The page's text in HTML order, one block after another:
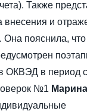
Также
внесения и
пояснила, что
ОКВЭД в период
№1